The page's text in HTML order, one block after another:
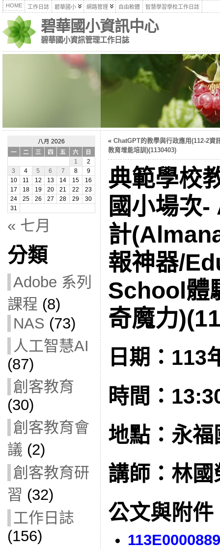
HOME 工作日誌 碧華國小 網路管理 自由軟體 智慧學習學校工作日誌
碧華國小資訊中心
碧華國小資訊管理工作日誌
八月 2026
一
二 三 四 五 六
日
1
2
3
4 5 6 7 8
9
10
11 12 13 14 15
16
17
18 19 20 21 22
23
24
25 26 27 28 29
30
31
« 七月
分類
Adobe 系列
課程 (8)
NAS (73)
人工智慧AI
(87)
創客教育
(30)
創客教育會
議 (2)
創客教育研
習 (32)
工作日誌
(156)
« ChatGPT的教學與行政應用(112-2資
教育增能培訓)(1130403)
典範學校
國小場次
計
報神器/
School體
奇魔力
日期：113
時間：
地點：永
講師：林國
公文與附件
113E0000889